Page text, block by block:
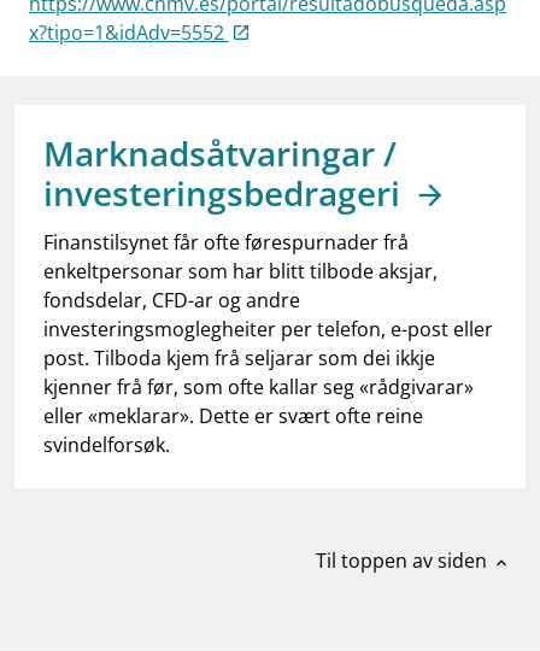
work_outlineJobb hos oss
x?tipo=1&idAdv=5552
Marknadsåtvaringar /
investeringsbedrageri
Finanstilsynet får ofte førespurnader frå
enkeltpersonar som har blitt tilbode aksjar,
fondsdelar, CFD-ar og andre
investeringsmoglegheiter per telefon, e-post eller
post. Tilboda kjem frå seljarar som dei ikkje
kjenner frå før, som ofte kallar seg «rådgivarar»
eller «meklarar». Dette er svært ofte reine
svindelforsøk.
Til toppen av siden expand_less